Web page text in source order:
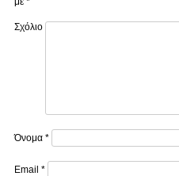
Σχόλιο
Όνομα*
Email*